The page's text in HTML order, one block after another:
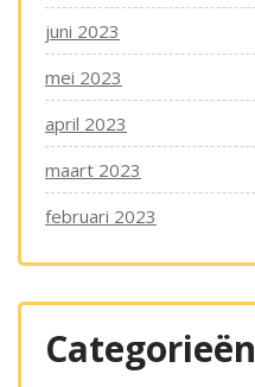
juni 2023
mei 2023
april 2023
maart 2023
februari 2023
Categorieën